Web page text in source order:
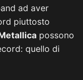
ad aver
piuttosto
possono
quello di